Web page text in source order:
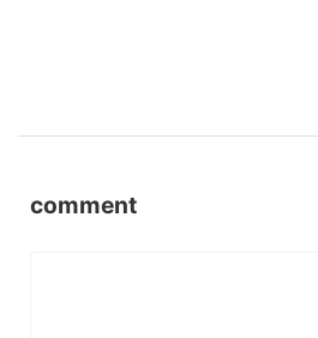
comment